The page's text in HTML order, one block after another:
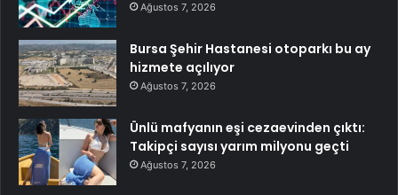
Ağustos 7, 2026
Bursa Şehir Hastanesi otoparkı bu ay
hizmete açılıyor
Ağustos 7, 2026
Ünlü mafyanın eşi cezaevinden çıktı:
Takipçi sayısı yarım milyonu geçti
Ağustos 7, 2026